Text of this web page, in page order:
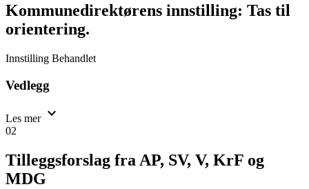
Kommunedirektørens innstilling: Tas til
orientering.
Innstilling Behandlet
Vedlegg
Les mer expand_more
02
Tilleggsforslag fra AP, SV, V, KrF og
MDG